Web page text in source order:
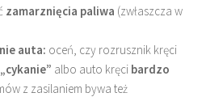
zamarznięcia paliwa (zwłaszcza w
auta: oceń, czy rozrusznik kręci
„cykanie” albo auto kręci bardzo
z zasilaniem bywa też